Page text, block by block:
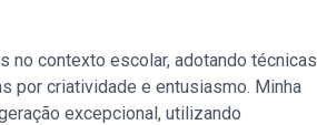
no contexto escolar, adotando técnicas
por criatividade e entusiasmo. Minha
excepcional, utilizando